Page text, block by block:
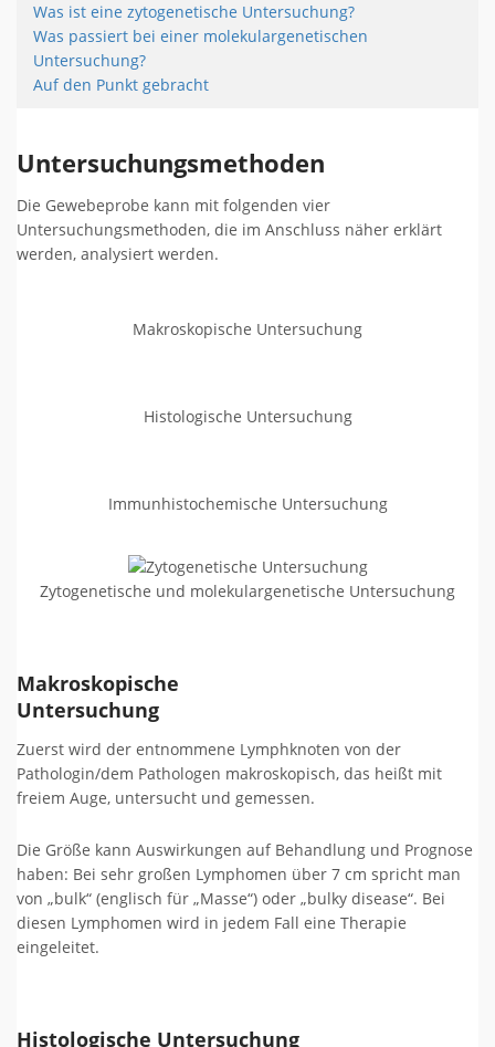
Was ist eine zytogenetische Untersuchung?
Was passiert bei einer molekulargenetischen
Untersuchung?
Auf den Punkt gebracht
Untersuchungsmethoden
Die Gewebeprobe kann mit folgenden vier
Untersuchungsmethoden, die im Anschluss näher erklärt
werden, analysiert werden.
Makroskopische Untersuchung
Histologische Untersuchung
Immunhistochemische Untersuchung
Zytogenetische und molekulargenetische Untersuchung
Makroskopische
Untersuchung
Zuerst wird der entnommene Lymphknoten von der
Pathologin/dem Pathologen makroskopisch, das heißt mit
freiem Auge, untersucht und gemessen.
Die Größe kann Auswirkungen auf Behandlung und Prognose
haben: Bei sehr großen Lymphomen über 7 cm spricht man
von „bulk“ (englisch für „Masse“) oder „bulky disease“. Bei
diesen Lymphomen wird in jedem Fall eine Therapie
eingeleitet.
Histologische Untersuchung